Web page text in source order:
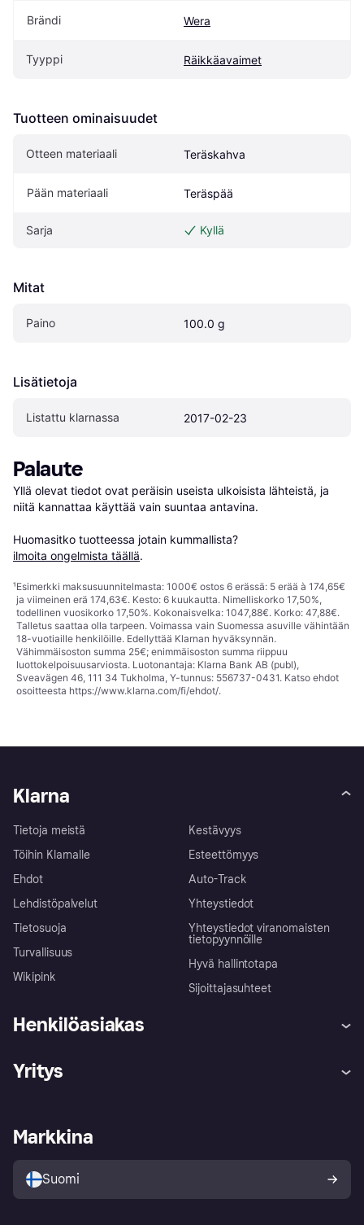
Brändi Wera
Tyyppi Räikkäavaimet
Tuotteen ominaisuudet
Otteen materiaali Teräskahva
Pään materiaali Teräspää
Sarja Kyllä
Mitat
Paino 100.0 g
Lisätietoja
Listattu klarnassa 2017-02-23
Palaute
Yllä olevat tiedot ovat peräisin useista ulkoisista lähteistä, ja
niitä kannattaa käyttää vain suuntaa antavina.
Huomasitko tuotteessa jotain kummallista?
ilmoita ongelmista täällä.
¹Esimerkki maksusuunnitelmasta: 1000€ ostos 6 erässä: 5 erää à 174,65€
ja viimeinen erä 174,63€. Kesto: 6 kuukautta. Nimelliskorko 17,50%,
todellinen vuosikorko 17,50%. Kokonaisvelka: 1047,88€. Korko: 47,88€.
Talletus saattaa olla tarpeen. Voimassa vain Suomessa asuville vähintään
18-vuotiaille henkilöille. Edellyttää Klarnan hyväksynnän.
Vähimmäisoston summa 25€; enimmäisoston summa riippuu
luottokelpoisuusarviosta. Luotonantaja: Klarna Bank AB (publ),
Sveavägen 46, 111 34 Tukholma, Y-tunnus: 556737-0431. Katso ehdot
osoitteesta https://www.klarna.com/fi/ehdot/.
Klarna
Tietoja meistä
Töihin Klarnalle
Ehdot
Lehdistöpalvelut
Tietosuoja
Turvallisuus
Wikipink
Kestävyys
Esteettömyys
Auto-Track
Yhteystiedot
Yhteystiedot viranomaisten
tietopyynnöille
Hyvä hallintotapa
Sijoittajasuhteet
Henkilöasiakas
Kirjaudu sisään
Tutustu kauppoihin
Ostajan turva
Yritys
Kirjaudu sisään yrityksenä
Markkina
Suomi